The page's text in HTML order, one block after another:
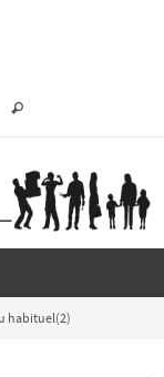
habituel(2)